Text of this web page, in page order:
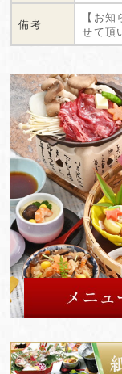
備考
【お
せて頂